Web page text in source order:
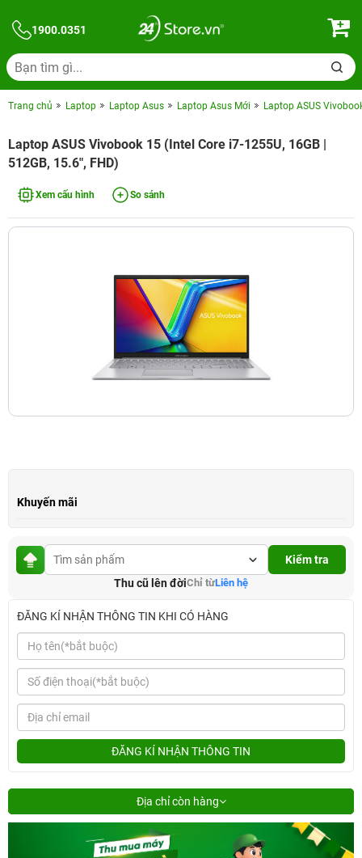
1900.0351
Trang chủ Laptop Laptop Asus Laptop Asus Mới Laptop ASUS
Laptop ASUS Vivobook 15 (Intel Core i7-1255U, 16GB |
512GB, 15.6", FHD)
Xem cấu hình So sánh
Khuyến mãi
Kiểm tra
Thu cũ lên đờiChỉ từLiên hệ
ĐĂNG KÍ NHẬN THÔNG TIN KHI CÓ HÀNG
ĐĂNG KÍ NHẬN THÔNG TIN
Địa chỉ còn hàng